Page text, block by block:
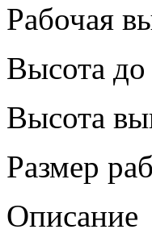
Рабочая
Высота
Высота
Размер
Описание